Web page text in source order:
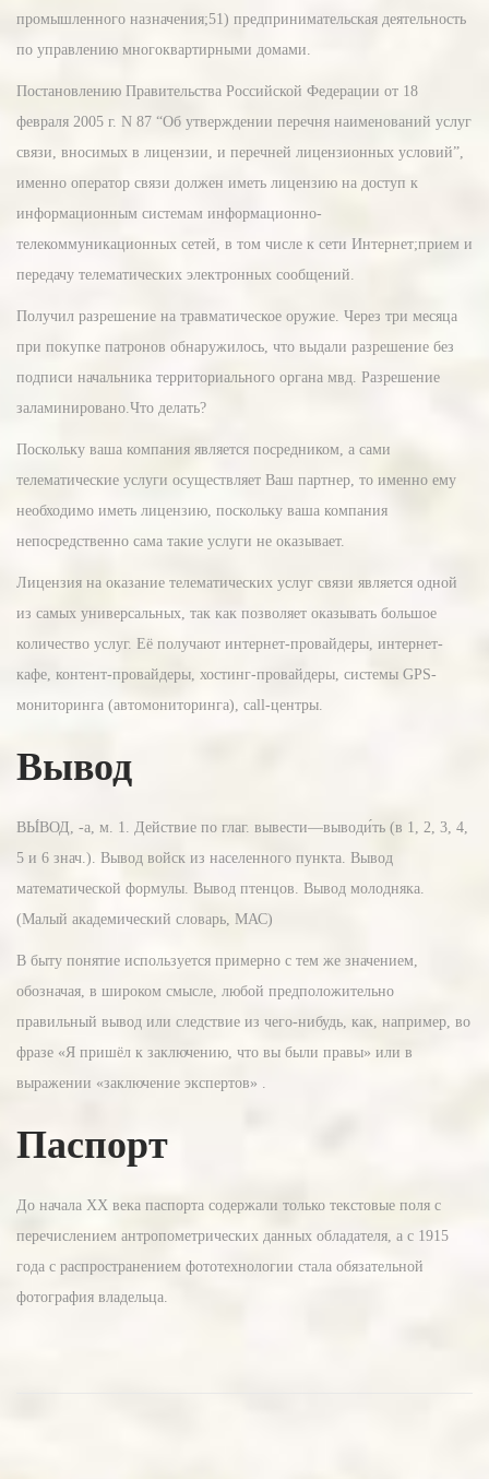
промышленного назначения;51) предпринимательская деятельность
по управлению многоквартирными домами.
Постановлению Правительства Российской Федерации от 18
февраля 2005 г. N 87 “Об утверждении перечня наименований услуг
связи, вносимых в лицензии, и перечней лицензионных условий”,
именно оператор связи должен иметь лицензию на доступ к
информационным системам информационно-
телекоммуникационных сетей, в том числе к сети Интернет;прием и
передачу телематических электронных сообщений.
Получил разрешение на травматическое оружие. Через три месяца
при покупке патронов обнаружилось, что выдали разрешение без
подписи начальника территориального органа мвд. Разрешение
заламинировано.Что делать?
Поскольку ваша компания является посредником, а сами
телематические услуги осуществляет Ваш партнер, то именно ему
необходимо иметь лицензию, поскольку ваша компания
непосредственно сама такие услуги не оказывает.
Лицензия на оказание телематических услуг связи является одной
из самых универсальных, так как позволяет оказывать большое
количество услуг. Её получают интернет-провайдеры, интернет-
кафе, контент-провайдеры, хостинг-провайдеры, системы GPS-
мониторинга (автомониторинга), call-центры.
Вывод
ВЫ́ВОД, -а, м. 1. Действие по глаг. вывести—выводи́ть (в 1, 2, 3, 4,
5 и 6 знач.). Вывод войск из населенного пункта. Вывод
математической формулы. Вывод птенцов. Вывод молодняка.
(Малый академический словарь, МАС)
В быту понятие используется примерно с тем же значением,
обозначая, в широком смысле, любой предположительно
правильный вывод или следствие из чего-нибудь, как, например, во
фразе «Я пришёл к заключению, что вы были правы» или в
выражении «заключение экспертов» .
Паспорт
До начала XX века паспорта содержали только текстовые поля с
перечислением антропометрических данных обладателя, а с 1915
года с распространением фототехнологии стала обязательной
фотография владельца.